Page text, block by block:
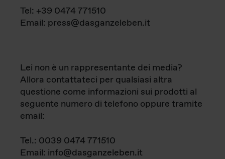
Tel: +39 0474 771510
Email: press@dasganzeleben.it
Lei non è un rappresentante dei media?
Allora contattateci per qualsiasi altra
questione come informazioni sui prodotti al
seguente numero di telefono oppure tramite
email:
Tel.: 0039 0474 771510
Email: info@dasganzeleben.it